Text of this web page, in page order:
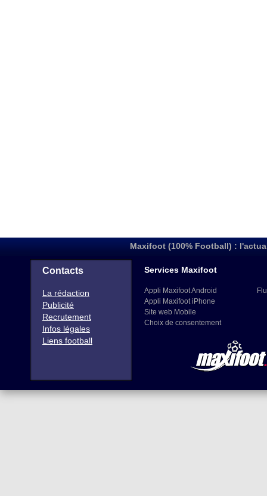
Maxifoot (100% Football) :
Contacts
La rédaction
Publicité
Recrutement
Infos légales
Liens football
Services Maxifoot
Appli Maxifoot Android
Appli Maxifoot iPhone
Site web Mobile
Choix de consentement